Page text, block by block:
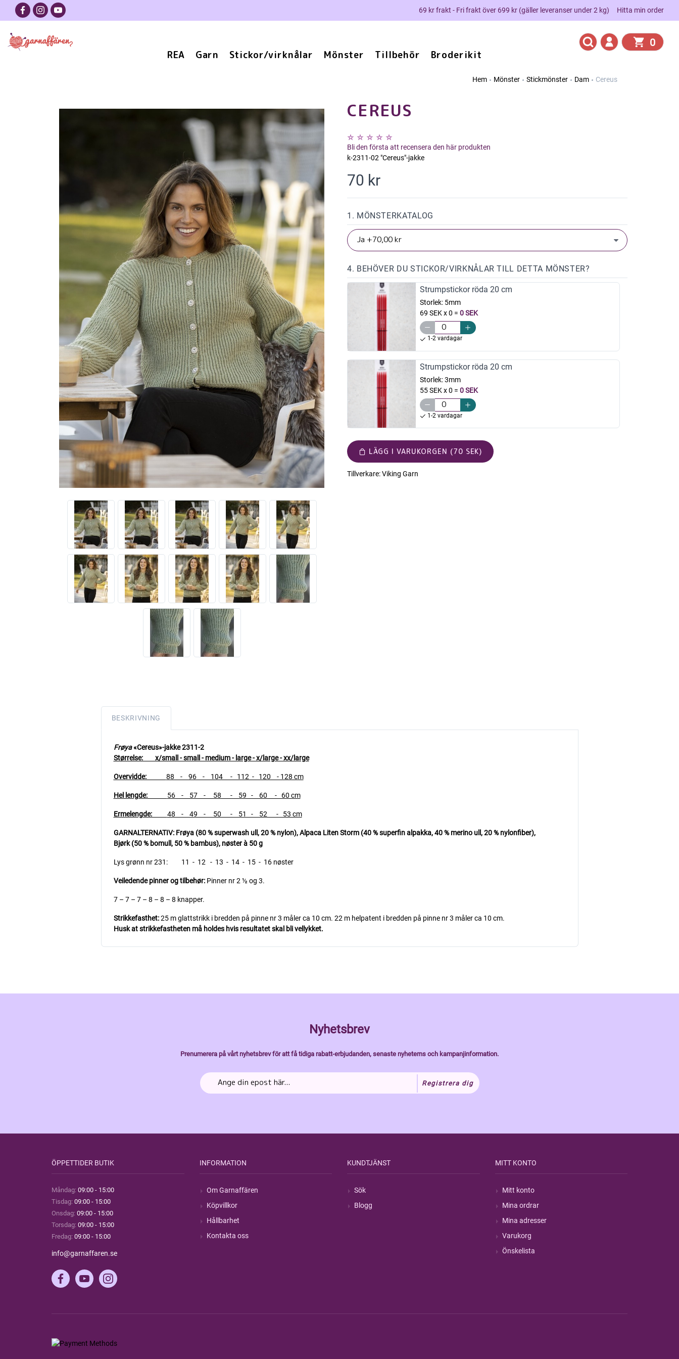
69 kr frakt - Fri frakt över 699 kr (gäller leveranser under 2 kg) Hitta min order
REA Garn Stickor/virknålar Mönster Tillbehör Broderikit
0
Hem Mönster Stickmönster Dam Cereus
CEREUS
Bli den första att recensera den här produkten
k-2311-02 "Cereus"-jakke
70 kr
1. MÖNSTERKATALOG
4. BEHÖVER DU STICKOR/VIRKNÅLAR TILL DETTA MÖNSTER?
Strumpstickor röda 20 cm
Storlek: 5mm
69 SEK x 0 = 0 SEK
1-2 vardagar
Strumpstickor röda 20 cm
Storlek:3mm
55 SEK x 0 = 0 SEK
1-2 vardagar
LÄGG I VARUKORGEN (70 SEK)
Tillverkare:Viking Garn
BESKRIVNING
Frøya«Cereus»-jakke 2311-2
Størrelse: x/small - small - medium - large - x/large - xx/large
Overvidde: 88 - 96 - 104 - 112 - 120 - 128 cm
Hel lengde: 56 - 57 - 58 - 59 - 60 - 60 cm
Ermelengde: 48 - 49 - 50 - 51 - 52 - 53 cm
GARNALTERNATIV: Frøya (80 % superwash ull, 20 % nylon),Alpaca Liten Storm (40 % superfin alpakka, 40 % merino ull, 20 % nylonfiber),
Bjørk (50 % bomull, 50 % bambus), nøster à 50 g
Lys grønn nr 231: 11 - 12 - 13 - 14 - 15 - 16 nøster
Veiledende pinner og tilbehør:Pinner nr 2 ½ og 3.
7 – 7 – 7 – 8 – 8 – 8 knapper.
Strikkefasthet:25 m glattstrikk i bredden på pinne nr 3 måler ca 10 cm. 22 m helpatent i bredden på pinne nr 3 måler ca 10 cm.
Husk at strikkefastheten må holdes hvis resultatet skal bli vellykket.
Nyhetsbrev
Prenumerera på vårt nyhetsbrev för att få tidiga rabatt-erbjudanden, senaste nyheterns och kampanjinformation.
Registrera dig
ÖPPETTIDER BUTIK
Måndag: 09:00 - 15:00
Tisdag: 09:00 - 15:00
Onsdag: 09:00 - 15:00
Torsdag: 09:00 - 15:00
Fredag: 09:00 - 15:00
info@garnaffaren.se
INFORMATION
Om Garnaffären
Köpvillkor
Hållbarhet
Kontakta oss
KUNDTJÄNST
Sök
Blogg
MITT KONTO
Mitt konto
Mina ordrar
Mina adresser
Varukorg
Önskelista